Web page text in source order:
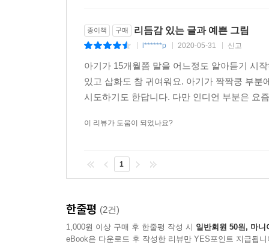
종이책 구매 리듬감 있는 글과 예쁜 그림
l******p 2020-05-31 신고
아기가 15개월쯤 말을 어느정도 알아듣기 시
있고 삽화도 참 귀여워요. 아기가 짝짝쿵 부
시도하기도 한답니다. 다만 인디언 부분은 요
이 리뷰가 도움이 되었나요?
1
한줄평 (2건)
1,000원 이상 구매 후 한줄평 작성 시 일반회원 50원, 마니
eBook은 다운로드 후 작성한 리뷰만 YES포인트 지급됩니